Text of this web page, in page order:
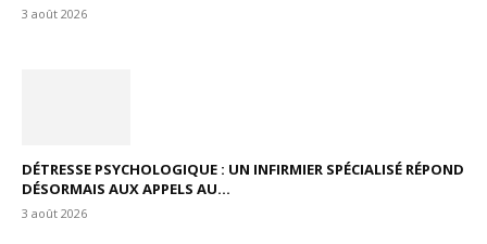
3 août 2026
DÉTRESSE PSYCHOLOGIQUE : UN INFIRMIER SPÉCIALISÉ RÉPOND
DÉSORMAIS AUX APPELS AU...
3 août 2026